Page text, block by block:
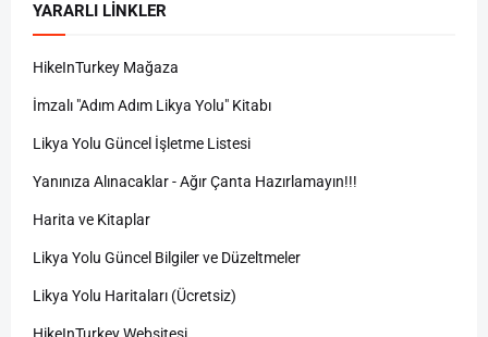
YARARLI LINKLER
HikeInTurkey Mağaza
İmzalı "Adım Adım Likya Yolu" Kitabı
Likya Yolu Güncel İşletme Listesi
Yanınıza Alınacaklar - Ağır Çanta Hazırlamayın!!!
Harita ve Kitaplar
Likya Yolu Güncel Bilgiler ve Düzeltmeler
Likya Yolu Haritaları (Ücretsiz)